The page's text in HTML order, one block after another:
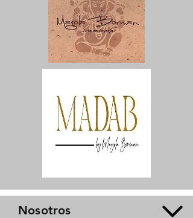
Nosotros